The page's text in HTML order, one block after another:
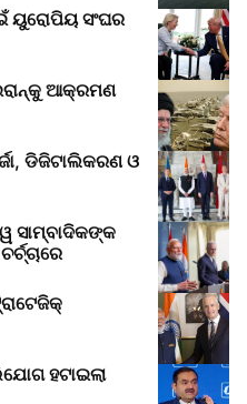
ୟୁରୋପିୟ ସଂଘର
ଆକ୍ରମଣ
ଡିଜିଟାଲିକରଣ ଓ
ସାମ୍ବାଦିକଙ୍କ
ହଟାଇଲା